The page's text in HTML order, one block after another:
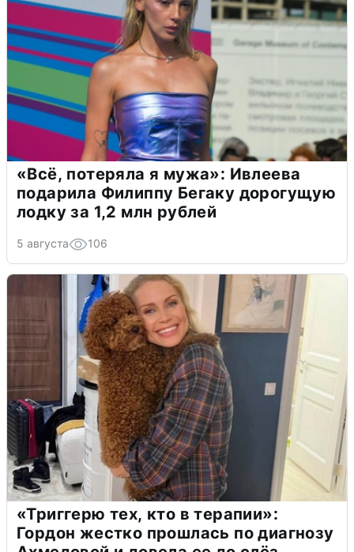
«Всё, потеряла я мужа»: Ивлеева
подарила Филиппу Бегаку дорогущую
лодку за 1,2 млн рублей
5 августа 106
«Триггерю тех, кто в терапии»:
Гордон жестко прошлась по диагнозу